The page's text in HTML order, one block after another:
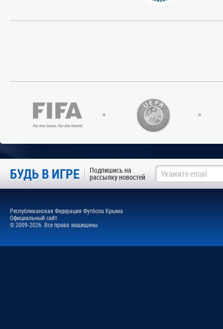
БУДЬ В ИГРЕ Подпишись на
рассылку новостей
Республиканская Федерация Футбола Крыма
Официальный сайт
© 2009-2026. Все права защищены